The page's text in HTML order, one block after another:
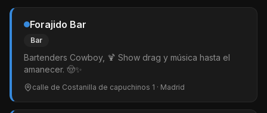
Forajido Bar
Bar
Bartenders Cowboy, 🍹 Show drag y música hasta el
amanecer. 🤠✨
calle de Costanilla de capuchinos 1 · Madrid